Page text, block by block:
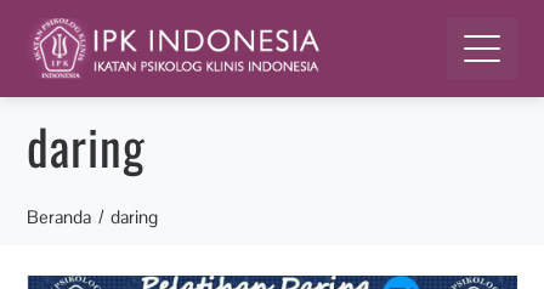
daring
Beranda daring